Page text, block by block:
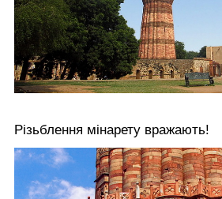
Різьблення мінарету вражають!